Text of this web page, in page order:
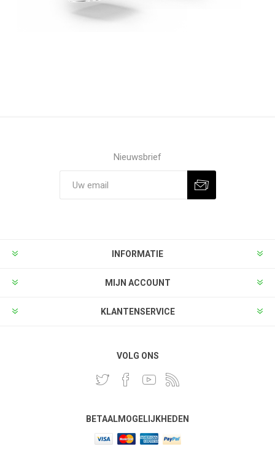
Nieuwsbrief
INFORMATIE
MIJN ACCOUNT
KLANTENSERVICE
VOLG ONS
BETAALMOGELIJKHEDEN